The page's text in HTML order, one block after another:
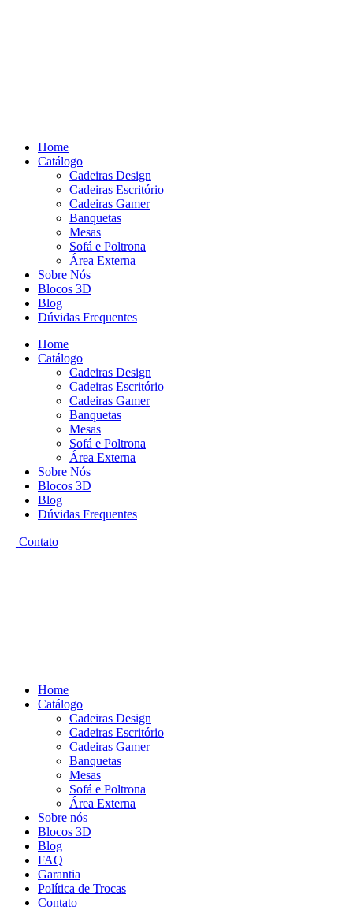
Home
Catálogo
Cadeiras Design
Cadeiras Escritório
Cadeiras Gamer
Banquetas
Mesas
Sofá e Poltrona
Área Externa
Sobre Nós
Blocos 3D
Blog
Dúvidas Frequentes
Home
Catálogo
Cadeiras Design
Cadeiras Escritório
Cadeiras Gamer
Banquetas
Mesas
Sofá e Poltrona
Área Externa
Sobre Nós
Blocos 3D
Blog
Dúvidas Frequentes
Contato
Home
Catálogo
Cadeiras Design
Cadeiras Escritório
Cadeiras Gamer
Banquetas
Mesas
Sofá e Poltrona
Área Externa
Sobre nós
Blocos 3D
Blog
FAQ
Garantia
Política de Trocas
Contato